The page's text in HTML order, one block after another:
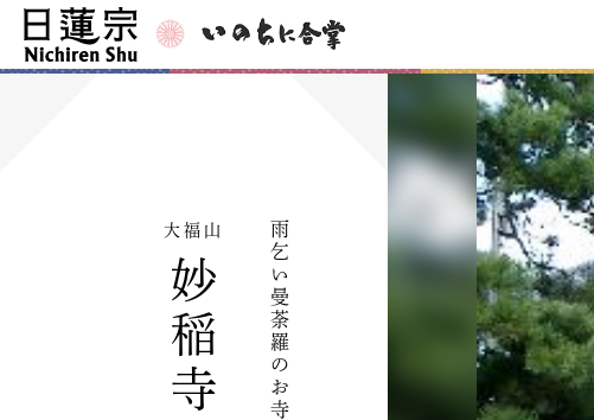
雨
乞
い
曼
荼
羅
の
お
寺
大福山
妙
稲
寺